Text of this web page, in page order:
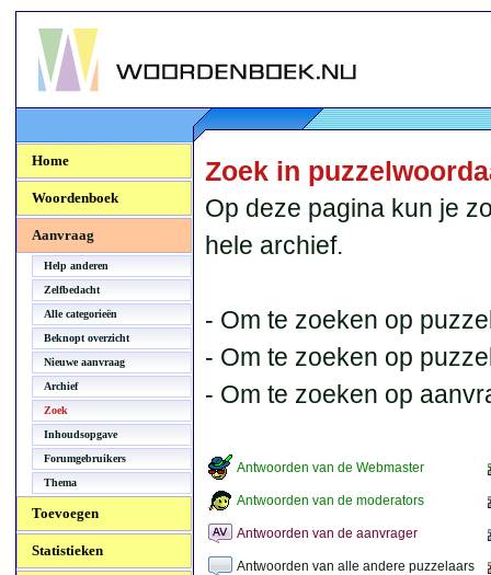
Woordenboek.NU
Home
Woordenboek
Aanvraag
Help anderen
Zelfbedacht
Alle categorieën
Beknopt overzicht
Nieuwe aanvraag
Archief
Zoek
Inhoudsopgave
Forumgebruikers
Thema
Toevoegen
Statistieken
Zoek in
Op deze pagina kun je
hele archief.
- Om te zoeken op
- Om te zoeken op
- Om te zoeken op
Antwoorden van de Webmaster
Antwoorden van de moderators
Antwoorden van de aanvrager
Antwoorden van alle andere puzzelaars